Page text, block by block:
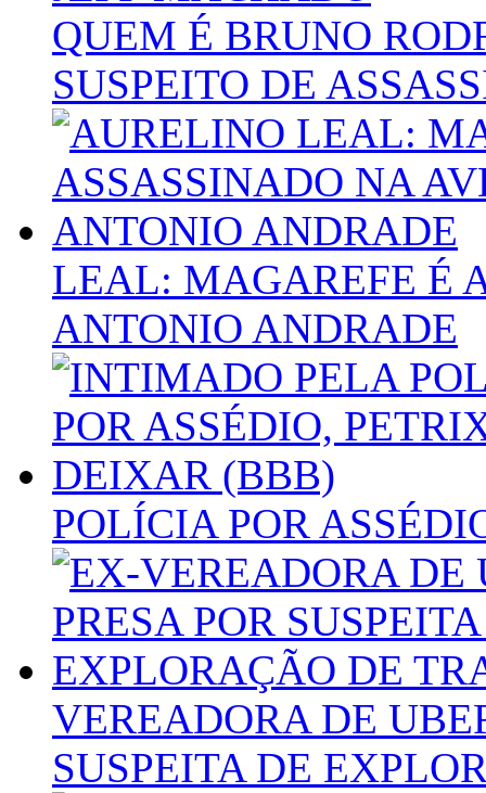
QUEM É BRUNO
SUSPEITO DE
LEAL: MAGAREFE É
ANTONIO ANDRADE
POLÍCIA POR
VEREADORA DE
SUSPEITA DE